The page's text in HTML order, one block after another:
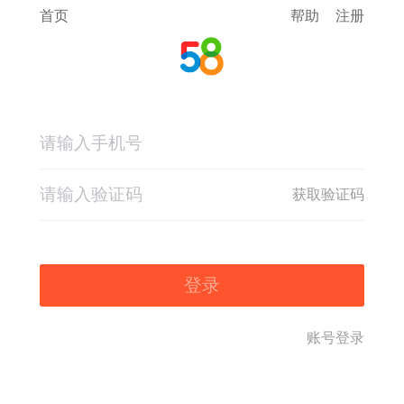
首页 帮助 注册
获取验证码
登录
账号登录